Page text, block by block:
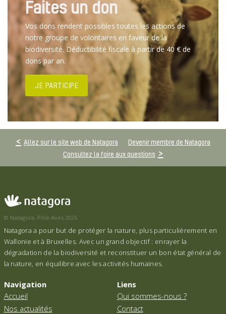
Faites un don
Vos dons rendent possibles toutes les actions de
notre groupe de volontaires en faveur de la
biodiversité. Déductibilité fiscale à partir de 40 € de
dons par an.
JE PARTICIPE
Allez sur le site web de Natagora
Devenir membre de Natagora
Consultez la foire aux questions
© Natagora, Pôle Aves 2026
Natagora a pour but de protéger la nature, plus particulièrement en
Wallonie et à Bruxelles. Avec un grand objectif : enrayer la
dégradation de la biodiversité et reconstituer un bon état général de
la nature, en équilibre avec les activités humaines.
Navigation
Accueil
Nos actualités
Liens
Qui sommes-nous ?
Contact